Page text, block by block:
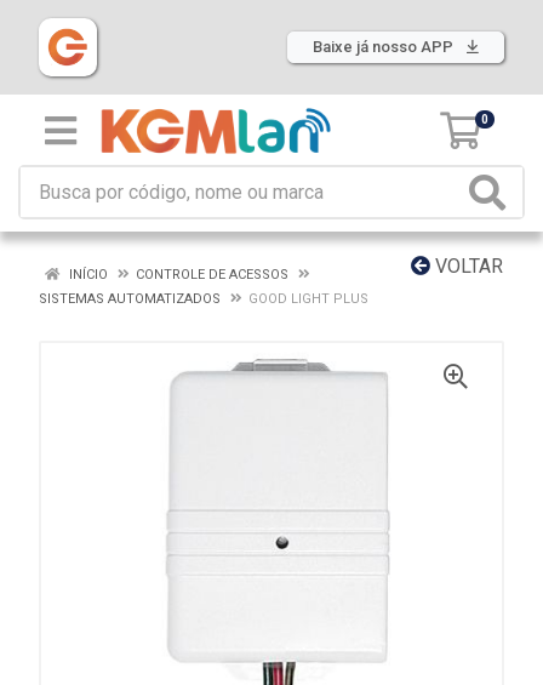
Baixe já nosso APP
0
VOLTAR
INÍCIO
CONTROLE DE ACESSOS
SISTEMAS AUTOMATIZADOS
GOOD LIGHT PLUS